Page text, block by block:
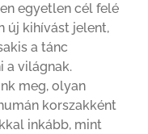
egyetlen cél felé
új kihívást jelent,
a tánc
a világnak.
meg, olyan
korszakként
inkább, mint